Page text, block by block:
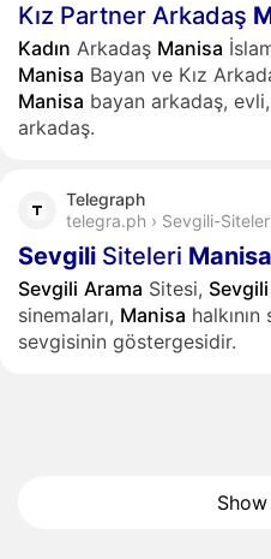
Kız Partner Arkadaş
Kadın Arkadaş Manisa
Manisa Bayan ve Kız
Manisa bayan arkadaş,
arkadaş.
Telegraph
telegra.ph › Sevgili-
Sevgili Siteleri Manisa
Sevgili Arama Sitesi, Sevgili
sinemaları, Manisa
sevgisinin göstergesidir.